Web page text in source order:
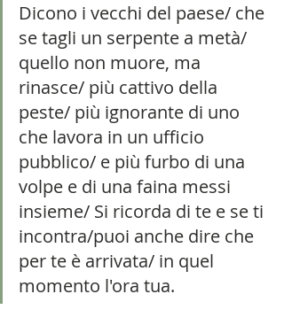
Dicono i vecchi del paese/ che
se tagli un serpente a metà/
quello non muore, ma
rinasce/ più cattivo della
peste/ più ignorante di uno
che lavora in un ufficio
pubblico/ e più furbo di una
volpe e di una faina messi
insieme/ Si ricorda di te e se ti
incontra/puoi anche dire che
per te è arrivata/ in quel
momento l'ora tua.